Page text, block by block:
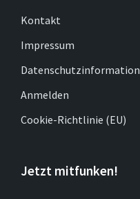
Kontakt
Impressum
Datenschutzinformation
Anmelden
Cookie-Richtlinie (EU)
Jetzt mitfunken!